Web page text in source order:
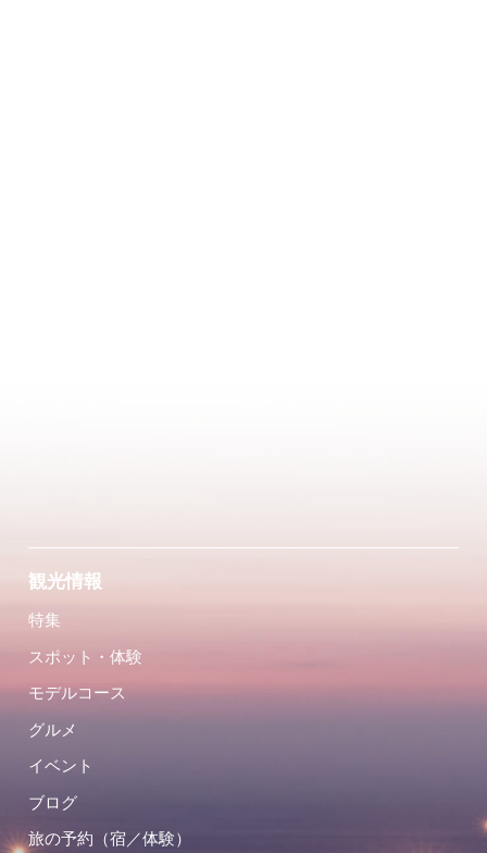
観光情報
特集
スポット・体験
モデルコース
グルメ
イベント
ブログ
旅の予約（宿／体験）